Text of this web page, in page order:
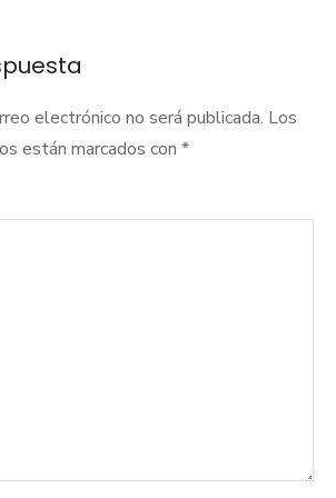
electrónico no será publicada. Los
están marcados con *